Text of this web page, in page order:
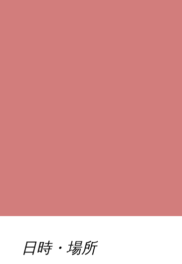
日時・場所